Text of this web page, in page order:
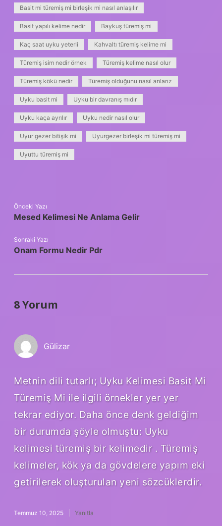
Basit mi türemiş mi birleşik mi nasıl anlaşılır
Basit yapılı kelime nedir Baykuş türemiş mi
Kaç saat uyku yeterli Kahvaltı türemiş kelime mi
Türemiş isim nedir örnek Türemiş kelime nasıl olur
Türemiş kökü nedir Türemiş olduğunu nasıl anlarız
Uyku basit mi Uyku bir davranış mıdır
Uyku kaça ayrılır Uyku nedir nasıl olur
Uyur gezer bitişik mi Uyurgezer birleşik mi türemiş mi
Uyuttu türemiş mi
Önceki Yazı
Mesed Kelimesi Ne Anlama Gelir
Sonraki Yazı
Onam Formu Nedir Pdr
8 Yorum
Gülizar
Metnin dili tutarlı; Uyku Kelimesi Basit Mi
Türemiş Mi ile ilgili örnekler yer yer
tekrar ediyor. Daha önce denk geldiğim
bir durumda şöyle olmuştu: Uyku
kelimesi türemiş bir kelimedir . Türemiş
kelimeler, kök ya da gövdelere yapım eki
getirilerek oluşturulan yeni sözcüklerdir.
Temmuz 10, 2025 Yanıtla